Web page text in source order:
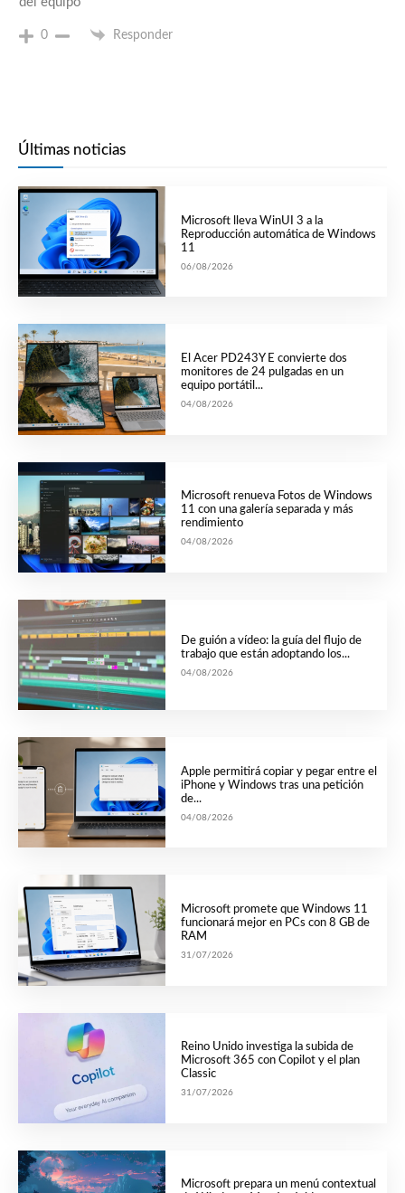
0 Responder
Últimas noticias
Microsoft lleva WinUI 3 a la
Reproducción automática de Windows
11
06/08/2026
El Acer PD243Y E convierte dos
monitores de 24 pulgadas en un
equipo portátil...
04/08/2026
Microsoft renueva Fotos de Windows
11 con una galería separada y más
rendimiento
04/08/2026
De guión a vídeo: la guía del flujo de
trabajo que están adoptando los...
04/08/2026
Apple permitirá copiar y pegar entre el
iPhone y Windows tras una petición
de...
04/08/2026
Microsoft promete que Windows 11
funcionará mejor en PCs con 8 GB de
RAM
31/07/2026
Reino Unido investiga la subida de
Microsoft 365 con Copilot y el plan
Classic
31/07/2026
Microsoft prepara un menú contextual